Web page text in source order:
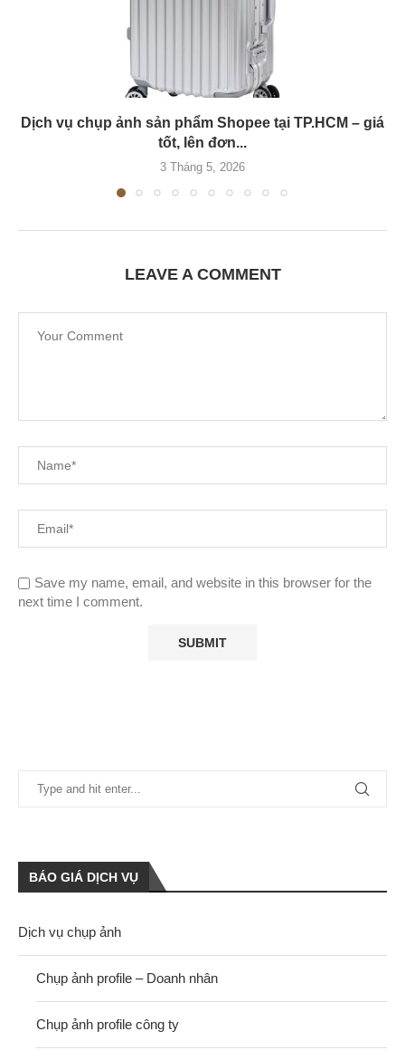
Dịch vụ chụp ảnh sản phẩm Shopee tại TP.HCM – giá
tốt, lên đơn...
3 Tháng 5, 2026
LEAVE A COMMENT
Save my name, email, and website in this browser for the
next time I comment.
BÁO GIÁ DỊCH VỤ
Dịch vụ chụp ảnh
Chụp ảnh profile – Doanh nhân
Chụp ảnh profile công ty